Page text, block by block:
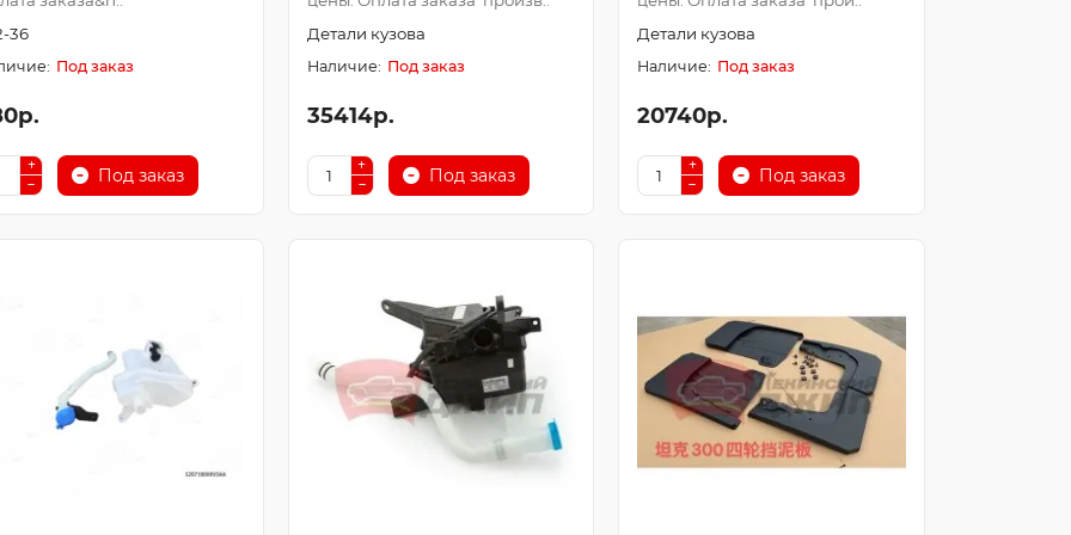
36
Под заказ
Под заказ
Детали кузова
Под заказ
35414р.
Под заказ
Детали кузова
Под заказ
20740р.
Под заказ